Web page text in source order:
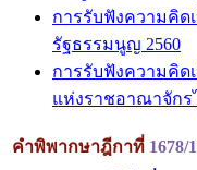
การรับฟังความคิด
รัฐธรรมนูญ 2560
การรับฟังความคิด
แห่งราชอาณาจักร
คำพิพากษาฎีกาที่ 1678/